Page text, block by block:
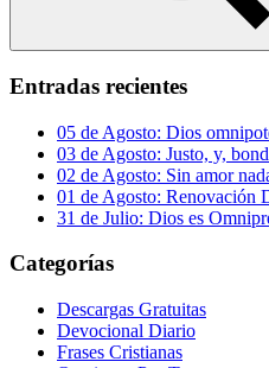
Buscar
Entradas recientes
05 de Agosto: Dios
03 de Agosto: Justo, y,
02 de Agosto: Sin amor
01 de Agosto: Renovación
31 de Julio: Dios es
Categorías
Descargas Gratuitas
Devocional Diario
Frases Cristianas